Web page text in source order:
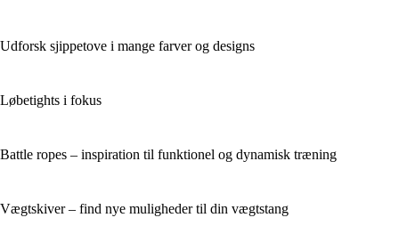
Udforsk sjippetove i mange farver og designs
Løbetights i fokus
Battle ropes – inspiration til funktionel og dynamisk træning
Vægtskiver – find nye muligheder til din vægtstang